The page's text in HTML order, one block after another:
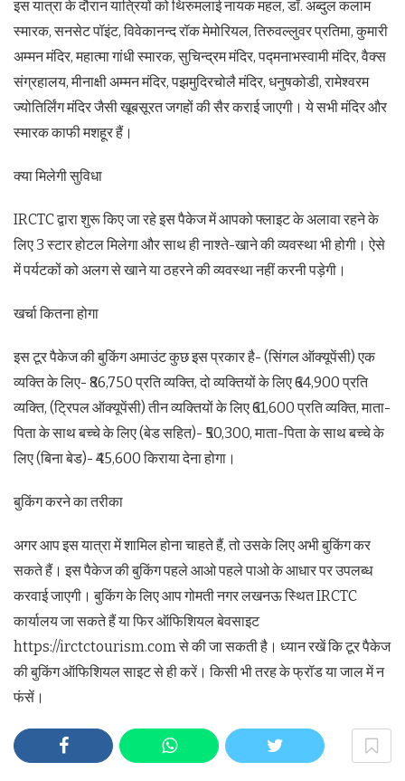
इस यात्रा के दौरान यात्रियों को थिरुमलाई नायक महल, डॉ. अब्दुल कलाम
स्मारक, सनसेट पॉइंट, विवेकानन्द रॉक मेमोरियल, तिरुवल्लुवर प्रतिमा, कुमारी
अम्मन मंदिर, महात्मा गांधी स्मारक, सुचिन्द्रम मंदिर, पद्मनाभस्वामी मंदिर, वैक्स
संग्रहालय, मीनाक्षी अम्मन मंदिर, पझमुदिरचोलै मंदिर, धनुषकोडी, रामेश्वरम
ज्योतिर्लिंग मंदिर जैसी खूबसूरत जगहों की सैर कराई जाएगी। ये सभी मंदिर और
स्मारक काफी मशहूर हैं।
क्या मिलेगी सुविधा
IRCTC द्वारा शुरू किए जा रहे इस पैकेज में आपको फ्लाइट के अलावा रहने के
लिए 3 स्टार होटल मिलेगा और साथ ही नाश्ते-खाने की व्यवस्था भी होगी। ऐसे
में पर्यटकों को अलग से खाने या ठहरने की व्यवस्था नहीं करनी पड़ेगी।
खर्चा कितना होगा
इस टूर पैकेज की बुकिंग अमाउंट कुछ इस प्रकार है- (सिंगल ऑक्यूपेंसी) एक
व्यक्ति के लिए- ₹86,750 प्रति व्यक्ति, दो व्यक्तियों के लिए ₹64,900 प्रति
व्यक्ति, (ट्रिपल ऑक्यूपेंसी) तीन व्यक्तियों के लिए ₹61,600 प्रति व्यक्ति, माता-
पिता के साथ बच्चे के लिए (बेड सहित)- ₹50,300, माता-पिता के साथ बच्चे के
लिए (बिना बेड)- ₹45,600 किराया देना होगा।
बुकिंग करने का तरीका
अगर आप इस यात्रा में शामिल होना चाहते हैं, तो उसके लिए अभी बुकिंग कर
सकते हैं। इस पैकेज की बुकिंग पहले आओ पहले पाओ के आधार पर उपलब्ध
करवाई जाएगी। बुकिंग के लिए आप गोमती नगर लखनऊ स्थित IRCTC
कार्यालय जा सकते हैं या फिर ऑफिशियल बेवसाइट
https://irctctourism.com से की जा सकती है। ध्यान रखें कि टूर पैकेज
की बुकिंग ऑफिशियल साइट से ही करें। किसी भी तरह के फ्रॉड या जाल में न
फंसें।